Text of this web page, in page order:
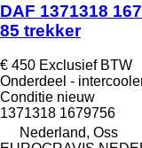
DAF 1371318
85 trekker
€ 450 Exclusief BTW
Onderdeel -
Conditie nieuw
1371318 1679756
Nederland, Oss